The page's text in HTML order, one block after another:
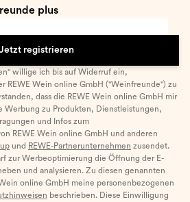
plus
registrieren
willige ich bis auf Widerruf ein,
REWE Wein online GmbH ("Weinfreunde") zu
dass die REWE Wein online GmbH mir
Werbung zu Produkten, Dienstleistungen,
und Infos zum
REWE Wein online GmbH und anderen
und REWE-Partnerunternehmen zusendet.
zur Werbeoptimierung die Öffnung der E-
und analysieren. Zu diesen genannten
online GmbH meine personenbezogenen
beschrieben. Diese Einwilligung